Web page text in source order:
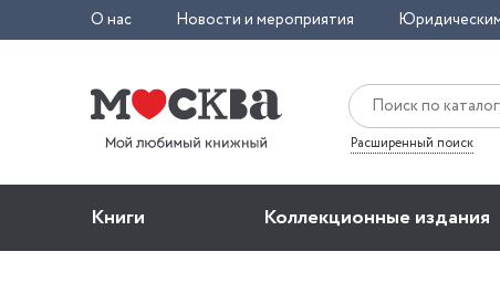
О нас Новости и мероприятия
Расширенный поиск
Книги Коллекционные издания